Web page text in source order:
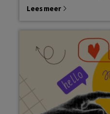
Lees meer